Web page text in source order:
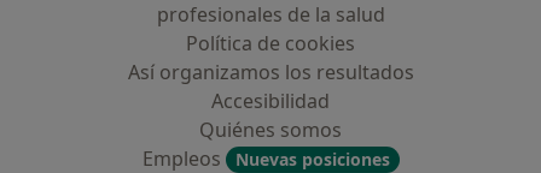
profesionales de la salud
Política de cookies
Así organizamos los resultados
Accesibilidad
Quiénes somos
Empleos
Nuevas posiciones